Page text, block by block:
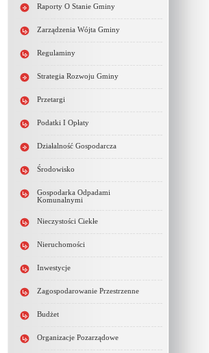
Raporty O Stanie Gminy
Zarządzenia Wójta Gminy
Regulaminy
Strategia Rozwoju Gminy
Przetargi
Podatki I Opłaty
Działalność Gospodarcza
Środowisko
Gospodarka Odpadami
Komunalnymi
Nieczystości Ciekłe
Nieruchomości
Inwestycje
Zagospodarowanie Przestrzenne
Budżet
Organizacje Pozarządowe